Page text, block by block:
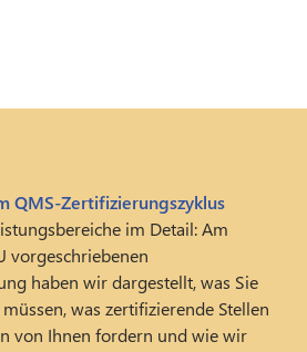
QMS-Zertifizierungszyklus
im Detail: Am
vorgeschriebenen
haben wir dargestellt, was Sie
was zertifizierende Stellen
von Ihnen fordern und wie wir